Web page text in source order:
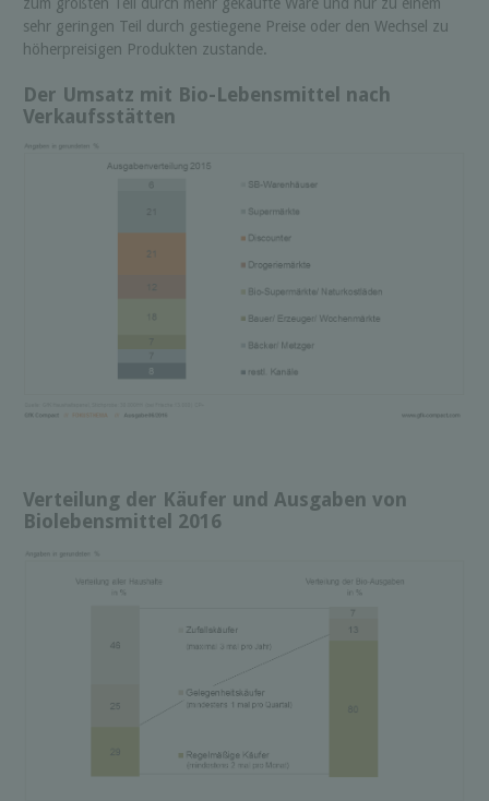
sehr geringen Teil durch gestiegene Preise oder den Wechsel zu
höherpreisigen Produkten zustande.
Der Umsatz mit Bio-Lebensmittel nach
Verkaufsstätten
Verteilung der Käufer und Ausgaben von
Biolebensmittel 2016